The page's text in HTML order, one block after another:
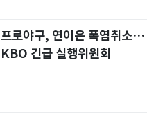
프로야구, 연이은 폭염취소…
KBO 긴급 실행위원회